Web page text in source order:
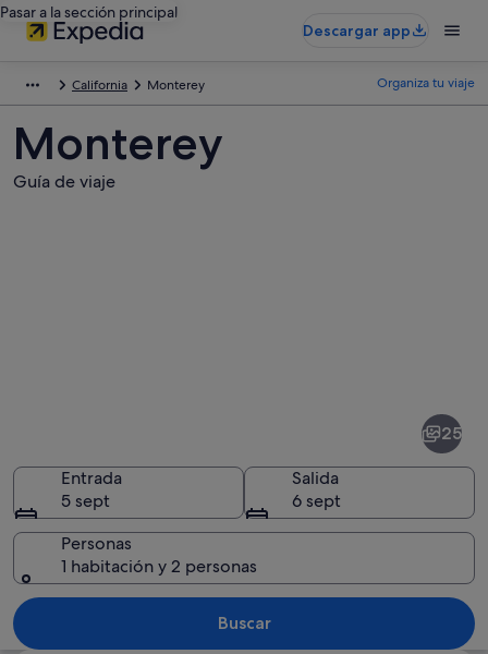
Pasar a la sección principal
Descargar app
California Monterey Organiza tu viaje
Monterey
Guía de viaje
Una playa arenosa con huellas, una
25
Entrada
5 sept
Salida
6 sept
Personas
1 habitación y 2 personas
Buscar